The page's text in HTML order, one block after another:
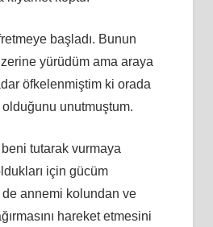
başladı. Bunun
yürüdüm ama araya
öfkelenmiştim ki orada
unutmuştum.
tutarak vurmaya
için gücüm
annemi kolundan ve
hareket etmesini